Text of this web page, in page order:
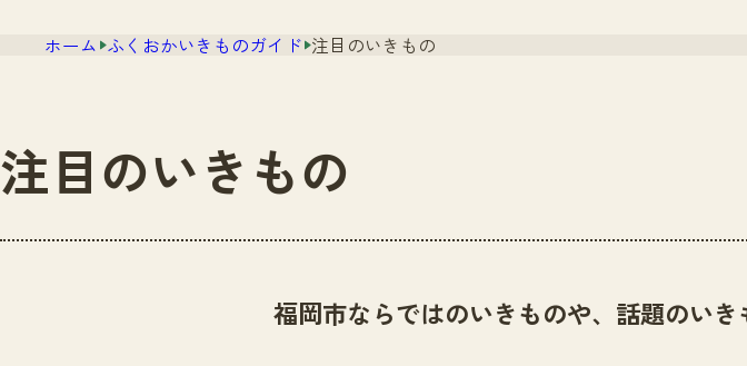
ホーム ふくおかいきものガイド 注目のいきもの
注目のいきもの
福岡市ならではのいきものや、話題のい